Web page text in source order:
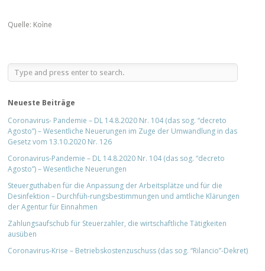
Quelle: Koìne
Neueste Beiträge
Coronavirus- Pandemie – DL 14.8.2020 Nr. 104 (das sog. “decreto
Agosto”) – Wesentliche Neuerungen im Zuge der Umwandlung in das
Gesetz vom 13.10.2020 Nr. 126
Coronavirus-Pandemie – DL 14.8.2020 Nr. 104 (das sog. “decreto
Agosto”) – Wesentliche Neuerungen
Steuerguthaben für die Anpassung der Arbeitsplätze und für die
Desinfektion – Durchfüh-rungsbestimmungen und amtliche Klärungen
der Agentur für Einnahmen
Zahlungsaufschub für Steuerzahler, die wirtschaftliche Tätigkeiten
ausüben
Coronavirus-Krise – Betriebskostenzuschuss (das sog. “Rilancio”-Dekret)